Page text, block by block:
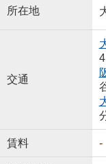
所在地
交通
賃料 -